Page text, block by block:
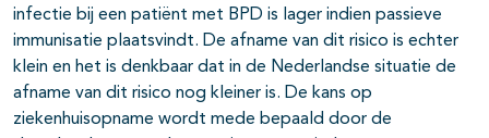
infectie bij een patiënt met BPD is lager indien passieve
immunisatie plaatsvindt. De afname van dit risico is echter
klein en het is denkbaar dat in de Nederlandse situatie de
afname van dit risico nog kleiner is. De kans op
ziekenhuisopname wordt mede bepaald door de